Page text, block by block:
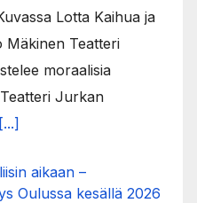
Lotta Kaihua ja
Mäkinen Teatteri
moraalisia
Jurkan
[...]
aikaan –
Oulussa kesällä 2026